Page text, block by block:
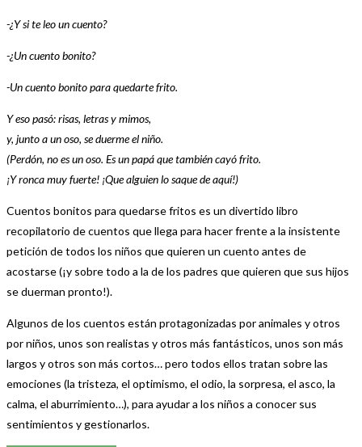
-¿Y si te leo un cuento?
-¿Un cuento bonito?
-Un cuento bonito para quedarte frito.
Y eso pasó: risas, letras y mimos,
y, junto a un oso, se duerme el niño.
(Perdón, no es un oso. Es un papá que también cayó frito.
¡Y ronca muy fuerte! ¡Que alguien lo saque de aquí!)
Cuentos bonitos para quedarse fritos es un divertido libro
recopilatorio de cuentos que llega para hacer frente a la insistente
petición de todos los niños que quieren un cuento antes de
acostarse (¡y sobre todo a la de los padres que quieren que sus hijos
se duerman pronto!).
Algunos de los cuentos están protagonizadas por animales y otros
por niños, unos son realistas y otros más fantásticos, unos son más
largos y otros son más cortos… pero todos ellos tratan sobre las
emociones (la tristeza, el optimismo, el odio, la sorpresa, el asco, la
calma, el aburrimiento…), para ayudar a los niños a conocer sus
sentimientos y gestionarlos.